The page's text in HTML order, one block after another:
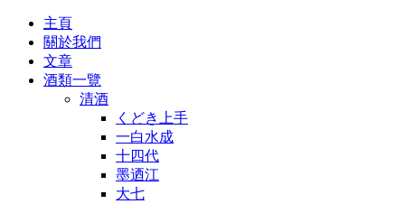
主頁
關於我們
文章
酒類一覽
清酒
くどき上手
一白水成
十四代
墨迺江
大七